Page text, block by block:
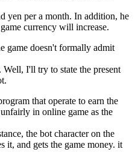
yen per a month. In addition, he
currency will increase.
game doesn't formally admit
Well, I'll try to state the present
that operate to earn the
in online game as the
the bot character on the
it, and gets the game money. it